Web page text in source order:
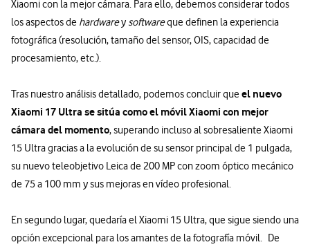
Xiaomi con la mejor cámara. Para ello, debemos considerar todos
los aspectos de hardwarey softwareque definen la experiencia
fotográfica (resolución, tamaño del sensor, OIS, capacidad de
procesamiento, etc.).
Tras nuestro análisis detallado, podemos concluir queel nuevo
Xiaomi 17 Ultra se sitúa como el móvil Xiaomi con mejor
cámara del momento, superando incluso al sobresaliente Xiaomi
15 Ultra gracias a la evolución de su sensor principal de 1 pulgada,
su nuevo teleobjetivo Leica de 200 MP con zoom óptico mecánico
de 75 a 100 mm y sus mejoras en vídeo profesional.
En segundo lugar, quedaría el Xiaomi 15 Ultra, que sigue siendo una
opción excepcional para los amantes de la fotografía móvil. De